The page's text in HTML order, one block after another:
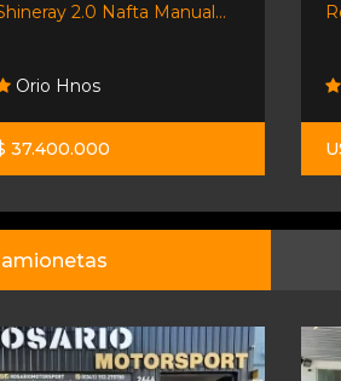
2.0 Nafta Manual...
Orio Hnos
37.400.000